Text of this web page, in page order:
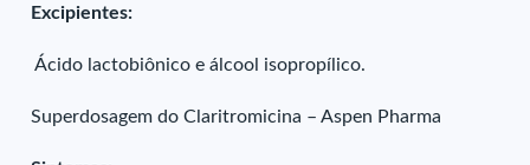
Excipientes:
Ácido lactobiônico e álcool isopropílico.
Superdosagem do Claritromicina – Aspen Pharma